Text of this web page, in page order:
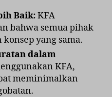
Baik:KFA
bahwa semua pihak
yang sama.
dalam
KFA,
meminimalkan